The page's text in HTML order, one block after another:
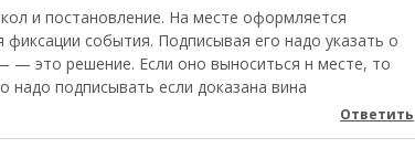
и постановление. На месте оформляется
события. Подписывая его надо указать о
— это решение. Если оно выноситься н месте, то
надо подписывать если доказана вина
Ответить